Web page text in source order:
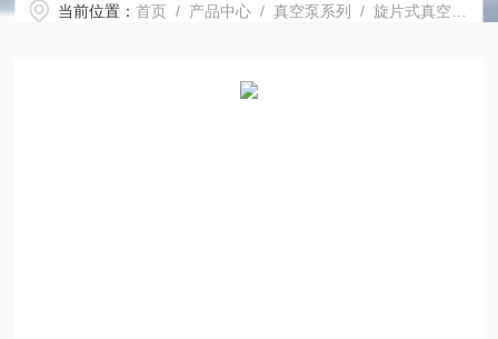
当前位置：首页 / 产品中心 /真空泵系列 /旋片式真空油泵